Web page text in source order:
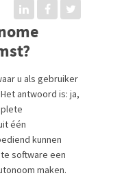
u als gebruiker
antwoord is: ja,
één
kunnen
software een
maken.